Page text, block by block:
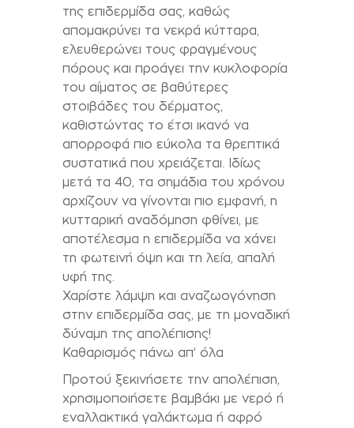
της επιδερμίδα σας, καθώς
απομακρύνει τα νεκρά κύτταρα,
ελευθερώνει τους φραγμένους
πόρους και προάγει την κυκλοφορία
του αίματος σε βαθύτερες
στοιβάδες του δέρματος,
καθιστώντας το έτσι ικανό να
απορροφά πιο εύκολα τα θρεπτικά
συστατικά που χρειάζεται. Ιδίως
μετά τα 40, τα σημάδια του χρόνου
αρχίζουν να γίνονται πιο εμφανή, η
κυτταρική αναδόμηση φθίνει, με
αποτέλεσμα η επιδερμίδα να χάνει
τη φωτεινή όψη και τη λεία, απαλή
υφή της.
Χαρίστε λάμψη και αναζωογόνηση
στην επιδερμίδα σας, με τη μοναδική
δύναμη της απολέπισης!
Καθαρισμός πάνω απ’ όλα
Προτού ξεκινήσετε την απολέπιση,
χρησιμοποιήσετε βαμβάκι με νερό ή
εναλλακτικά γαλάκτωμα ή αφρό